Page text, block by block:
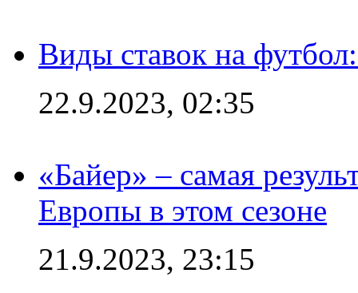
Виды ставок на
22.9.2023, 02:35
«Байер» – самая
Европы в этом сезоне
21.9.2023, 23:15